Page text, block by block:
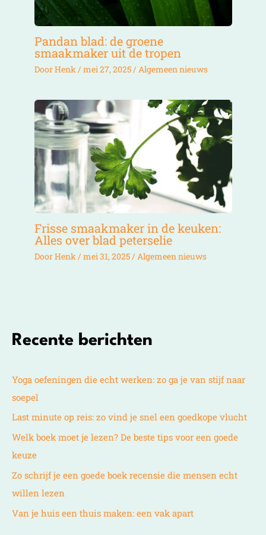
Pandan blad: de groene
smaakmaker uit de tropen
DoorHenk/ mei 27, 2025/ Algemeen nieuws
Frisse smaakmaker in de keuken:
Alles over blad peterselie
DoorHenk/ mei 31, 2025/ Algemeen nieuws
Recente berichten
Yoga oefeningen die echt werken: zo ga je van stijf naar
soepel
Last minute op reis: zo vind je snel een goedkope vlucht
Welk boek moet je lezen? De beste tips voor een goede
keuze
Zo schrijf je een goede boek recensie die mensen echt
willen lezen
Van je huis een thuis maken: een vak apart